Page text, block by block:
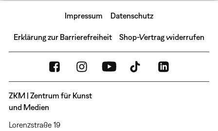
Impressum Datenschutz
Erklärung zur Barrierefreiheit Shop-Vertrag widerrufen
ZKM | Zentrum für Kunst
und Medien
Lorenzstraße 19